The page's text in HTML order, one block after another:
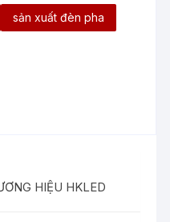
sản xuất đèn pha
HIỆU HKLED